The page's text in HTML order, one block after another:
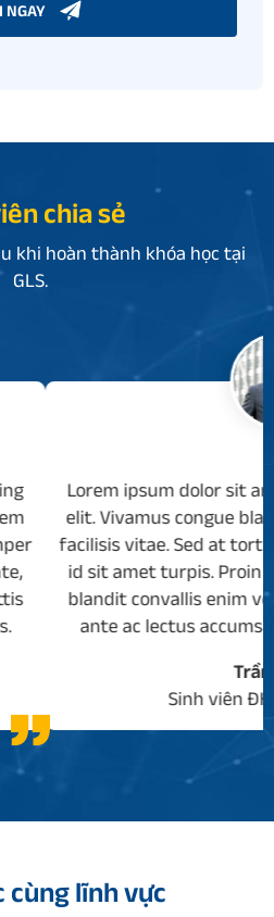
NGAY
chia sẻ
khi hoàn thành khóa học tại
GLS.
sit amet, consectetur
blandit enim, eu tempor
at tortor quis nulla tempor
Proin porttitor ullamcorper
vestibulum ac. Mauris
in facilisis dolor varius.
viên ĐH Ngoại Thương
cùng lĩnh vực